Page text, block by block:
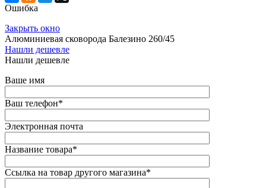
Ошибка
Закрыть окно
Алюминиевая сковорода Балезино 260/45
Нашли дешевле
Нашли дешевле
Ваше имя
Ваш телефон*
Электронная почта
Название товара*
Ссылка на товар другого магазина*